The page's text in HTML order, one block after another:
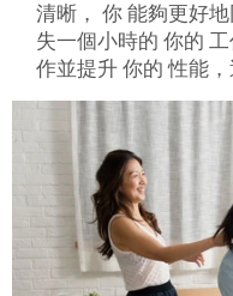
清晰， 你 能夠更好
失一個小時的 你的
作並提升 你的 性能